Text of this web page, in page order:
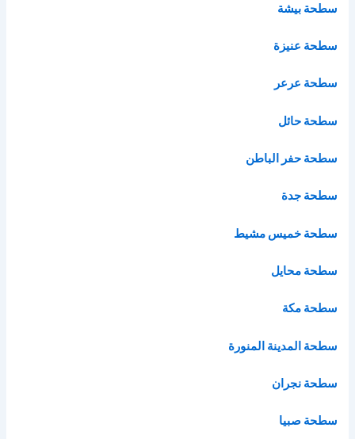
سطحة بيشة
سطحة عنيزة
سطحة عرعر
سطحة حائل
سطحة حفر الباطن
سطحة جدة
سطحة خميس مشيط
سطحة محايل
سطحة مكة
سطحة المدينة المنورة
سطحة نجران
سطحة صبيا